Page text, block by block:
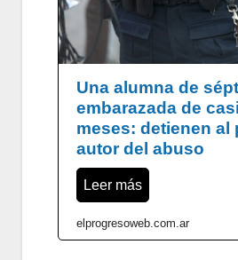
Una alumna de
embarazada de
meses: detienen al
autor del abuso
Leer más
elprogresoweb.com.ar